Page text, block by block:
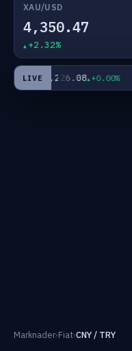
XAU/USD
4,350.47
+2.32%
LIVE
USD64,226.08 +0.00%
Marknader›Fiat›CNY / TRY